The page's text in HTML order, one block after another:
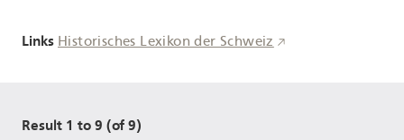
Links Historisches Lexikon der Schweiz
Result 1 to 9 (of 9)